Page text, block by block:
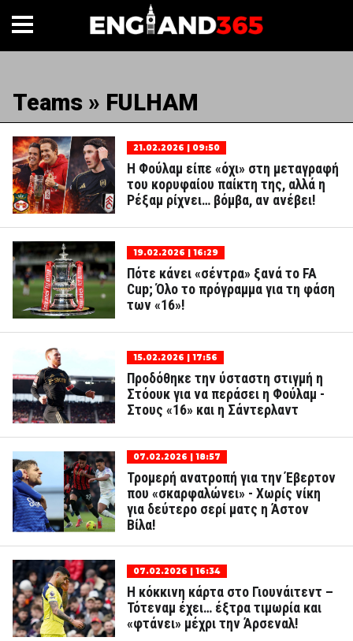
Teams » FULHAM
21.02.2026 | 09:50
Η Φούλαμ είπε «όχι» στη μεταγραφή
του κορυφαίου παίκτη της, αλλά η
Ρέξαμ ρίχνει… βόμβα, αν ανέβει!
19.02.2026 | 16:29
Πότε κάνει «σέντρα» ξανά το FA
Cup; Όλο το πρόγραμμα για τη φάση
των «16»!
15.02.2026 | 17:56
Προδόθηκε την ύσταστη στιγμή η
Στόουκ για να περάσει η Φούλαμ -
Στους «16» και η Σάντερλαντ
07.02.2026 | 18:57
Τρομερή ανατροπή για την Έβερτον
που «σκαρφαλώνει» - Χωρίς νίκη
για δεύτερο σερί ματς η Άστον
Βίλα!
07.02.2026 | 16:34
Η κόκκινη κάρτα στο Γιουνάιτεντ –
Τότεναμ έχει… έξτρα τιμωρία και
«φτάνει» μέχρι την Άρσεναλ!